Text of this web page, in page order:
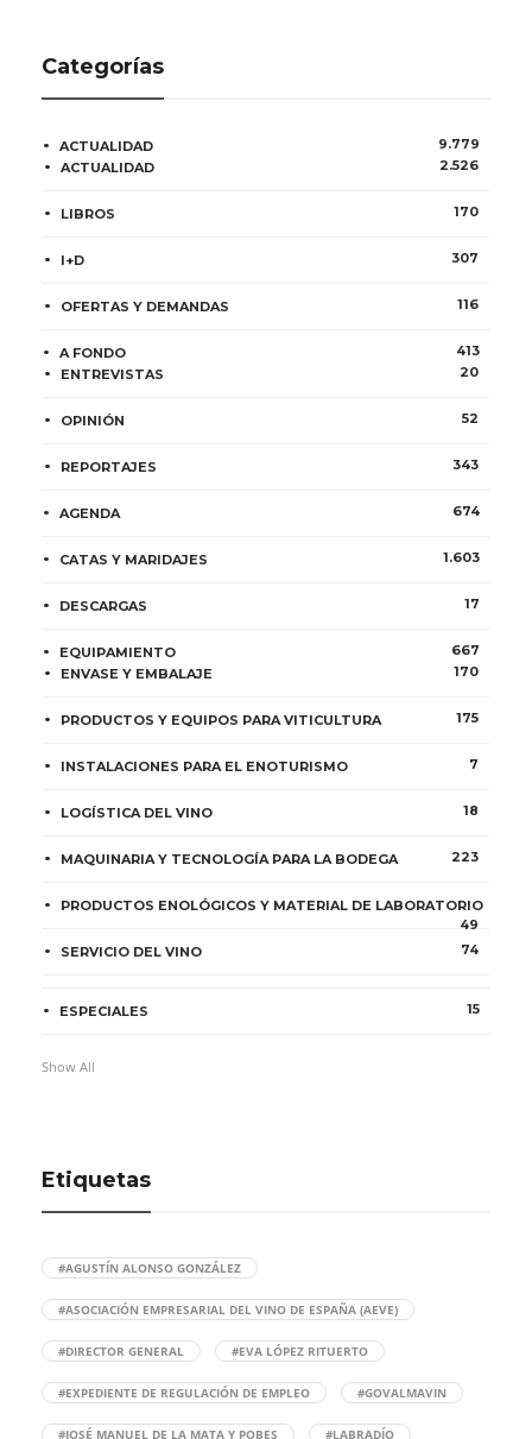
Categorías
ACTUALIDAD
9.779
ACTUALIDAD
2.526
LIBROS 170
I+D 307
OFERTAS Y DEMANDAS 116
A FONDO
413
ENTREVISTAS
20
OPINIÓN 52
REPORTAJES 343
AGENDA 674
CATAS Y MARIDAJES 1.603
DESCARGAS 17
EQUIPAMIENTO
667
ENVASE Y EMBALAJE
170
PRODUCTOS Y EQUIPOS PARA VITICULTURA 175
INSTALACIONES PARA EL ENOTURISMO 7
LOGÍSTICA DEL VINO 18
MAQUINARIA Y TECNOLOGÍA PARA LA BODEGA 223
PRODUCTOS ENOLÓGICOS Y MATERIAL DE LABORATORIO
49
SERVICIO DEL VINO
74
ESPECIALES 15
Show All
Etiquetas
#AGUSTÍN ALONSO GONZÁLEZ
#ASOCIACIÓN EMPRESARIAL DEL VINO DE ESPAÑA (AEVE)
#DIRECTOR GENERAL #EVA LÓPEZ RITUERTO
#EXPEDIENTE DE REGULACIÓN DE EMPLEO #GOVALMAVIN
#JOSÉ MANUEL DE LA MATA Y POBES #LABRADÍO